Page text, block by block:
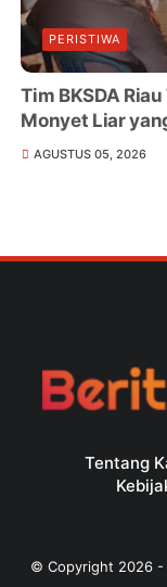
PERISTIWA
Tim BKSDA
Monyet Liar
AGUSTUS 05, 2026
Tentang
© Copyright 2026-